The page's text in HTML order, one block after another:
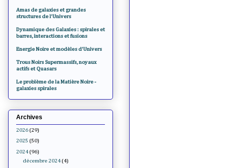
Amas de galaxies et grandes
structures de l'Univers
Dynamique des Galaxies : spirales et
barres, interactions et fusions
Energie Noire et modèles d'Univers
Trous Noirs Supermassifs, noyaux
actifs et Quasars
Le problème de la Matière Noire -
galaxies spirales
Archives
2026 (29)
2025 (50)
2024 (96)
décembre 2024 (4)